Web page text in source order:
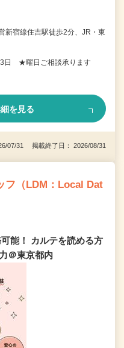
新宿線住吉駅徒歩2分、JR・東
日 ★曜日ご相談承ります
を見る
07/31 掲載終了日： 2026/08/31
フ（LDM：Local Dat
能！ カルテを読める方
＠東京都内